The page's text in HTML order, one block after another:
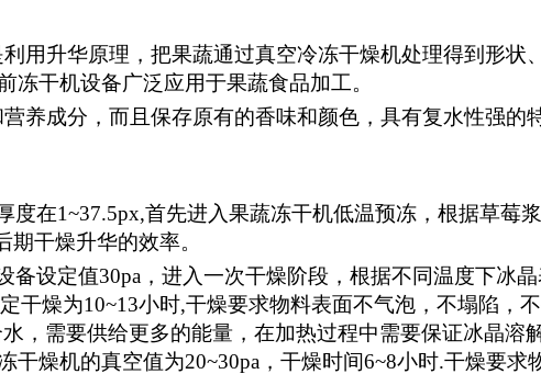
用升华原理，把果蔬通过真空冷冻干燥机处理得到形状
干机设备广泛应用于果蔬食品加工。
养成分，而且保存原有的香味和颜色，具有复水性强的
在1~37.5px,首先进入果蔬冻干机低温预冻，根据草莓
干燥升华的效率。
设定值30pa，进入一次干燥阶段，根据不同温度下冰
燥为10~13小时,干燥要求物料表面不气泡，不塌陷，
，需要供给更多的能量，在加热过程中需要保证冰晶溶
燥机的真空值为20~30pa，干燥时间6~8小时.干燥要求